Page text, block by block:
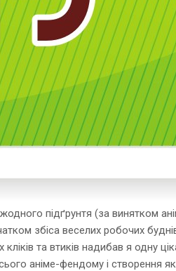
підґрунтя (за винятком
збіса веселих робочих
та втиків надибав я одну
аніме-фендому і створення